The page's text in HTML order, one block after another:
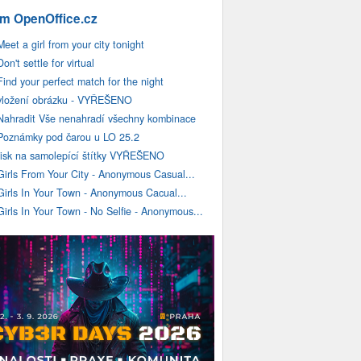
OpenOffice.cz
a girl from your city tonight
settle for virtual
your perfect match for the night
obrázku - VYŘEŠENO
Vše nenahradí všechny kombinace
pod čarou u LO 25.2
na samolepící štítky VYŘEŠENO
From Your City - Anonymous Casual...
In Your Town - Anonymous Cacual...
In Your Town - No Selfie - Anonymous...